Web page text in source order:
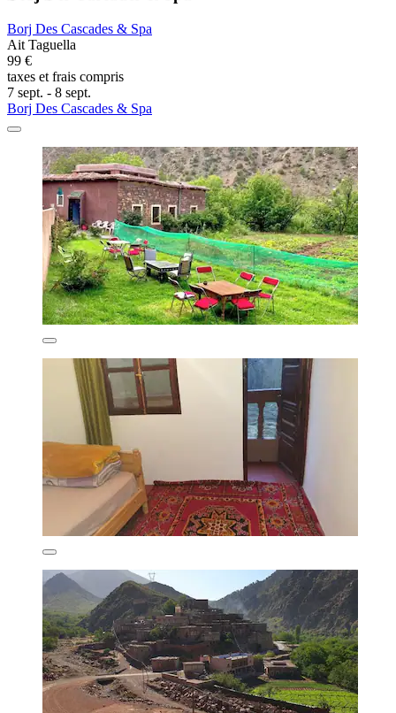
Borj Des Cascades & Spa
Ait Taguella
99 €
taxes et frais compris
7 sept. - 8 sept.
Borj Des Cascades & Spa